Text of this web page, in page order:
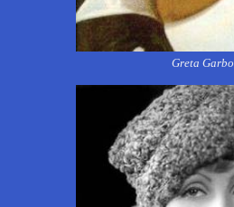
Greta Garbo